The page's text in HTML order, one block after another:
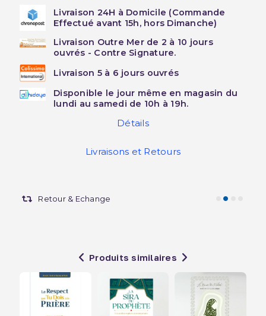
Livraison 24H à Domicile (Commande
Effectué avant 15h, hors Dimanche)
Livraison Outre Mer de 2 à 10 jours
ouvrés - Contre Signature.
Livraison 5 à 6 jours ouvrés
Disponible le jour même en magasin du
lundi au samedi de 10h à 19h.
Détails
Livraisons et Retours
Retour & Echange
Produits similaires